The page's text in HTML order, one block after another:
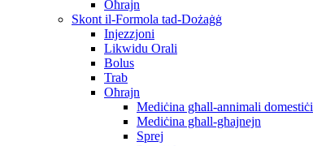
Oħrajn
Skont il-Formola tad-Dożaġġ
Injezzjoni
Likwidu Orali
Bolus
Trab
Oħrajn
Mediċina għall-annimali domestiċi
Mediċina għall-għajnejn
Sprej